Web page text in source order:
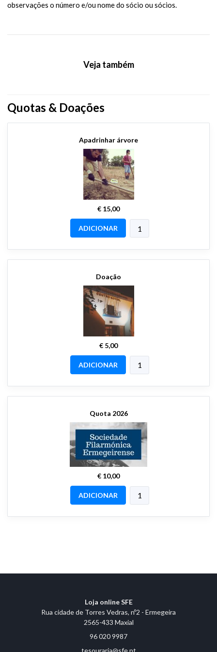
observações o número e/ou nome do sócio ou sócios.
Veja também
Quotas & Doações
Apadrinhar árvore
€ 15,00
ADICIONAR
Doação
€ 5,00
ADICIONAR
Quota 2026
€ 10,00
ADICIONAR
Loja online SFE
Rua cidade de Torres Vedras, nº2 - Ermegeira
2565-433 Maxial
96 020 9987
tesouraria@sfe.pt